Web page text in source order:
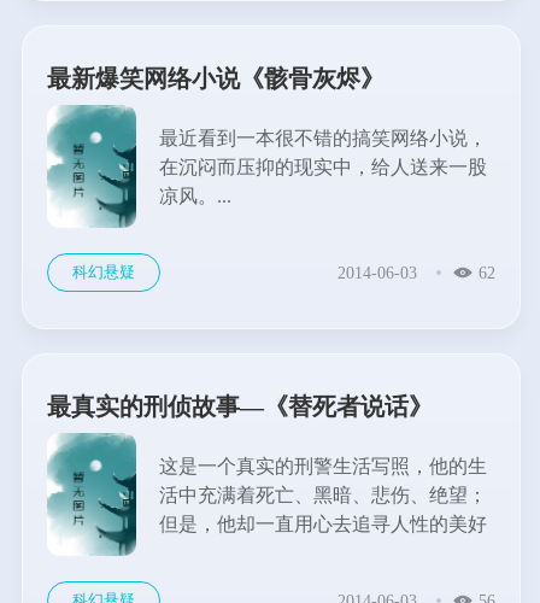
最新爆笑网络小说《骸骨灰烬》
最近看到一本很不错的搞笑网络小说，
在沉闷而压抑的现实中，给人送来一股
凉风。...
科幻悬疑 2014-06-03 62
最真实的刑侦故事—《替死者说话》
这是一个真实的刑警生活写照，他的生
活中充满着死亡、黑暗、悲伤、绝望；
但是，他却一直用心去追寻人性的美好